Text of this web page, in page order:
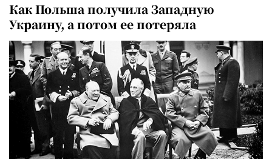
Как Польша получила Западную
Украину, а потом ее потеряла